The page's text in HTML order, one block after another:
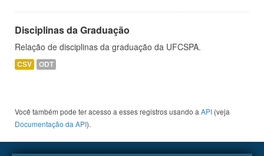
Disciplinas da Graduação
Relação de disciplinas da graduação da UFCSPA.
CSV ODT
Você também pode ter acesso a esses registros usando a API (veja
Documentação da API).